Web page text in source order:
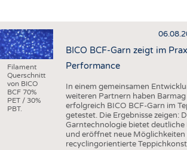
TESTS
BUSINESS
UNTERNEHMEN
AUSSCHREIBUNGEN
DTV AUSSCHREIBUNGSDIENST
STATISTICS
TERMINE
Seitennummerierung
Filament
Querschnitt
von BICO
BCF 70%
PET / 30%
PBT.
BICO BCF-Garn zeigt im
Performance
In einem gemeinsamen
weiteren Partnern haben
erfolgreich BICO BCF-Garn im
getestet. Die Ergebnisse zeigen:
Garntechnologie bietet deutliche
und eröffnet neue
recyclingorientierte